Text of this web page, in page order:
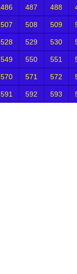
486 487 488
507 508 509
528 529 530
549 550 551
570 571 572
591 592 593